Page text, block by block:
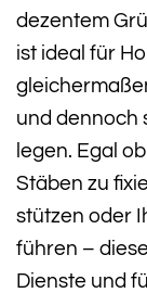
dezentem
ist ideal für
und dennoch
legen. Egal
Stäben zu
stützen oder
führen –
Dienste und